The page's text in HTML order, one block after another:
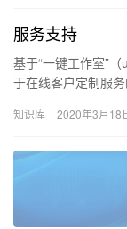
服务支持
基于“一键工作室”
于在线客户定制服
知识库 2020年3月18